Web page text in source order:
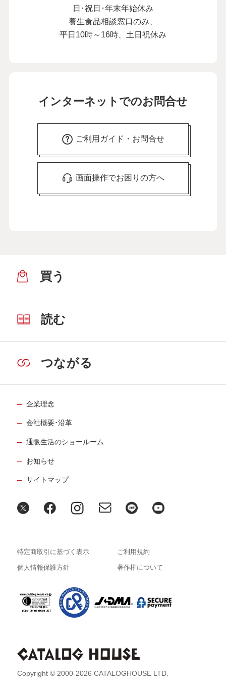
日･祝日･年末年始休み
養生食品相談窓口のみ、
平日10時～16時、土日祝休み
インターネットでのお問合せ
ご利用ガイド・お問合せ
画面操作でお困りの方へ
買う
読む
つながる
企業理念
会社概要･沿革
通販生活のショールーム
お知らせ
サイトマップ
Copyright © 2000-2026 CATALOGHOUSE LTD.
特定商取引に基づく表示 ご利用規約
個人情報保護方針 著作権について